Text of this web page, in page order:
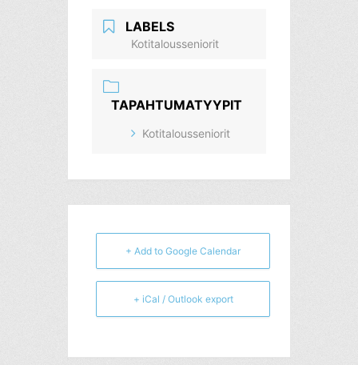
LABELS
Kotitalousseniorit
TAPAHTUMATYYPIT
Kotitalousseniorit
+ Add to Google Calendar
+ iCal / Outlook export